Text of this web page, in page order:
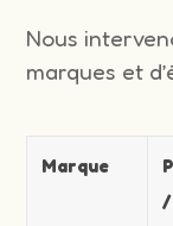
Nous
marques et
Marque
/